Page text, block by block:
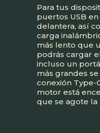
Para tus
puertos USB
delantera, así
carga
más lento que
podrás cargar
incluso un
más grandes
conexión Type-
motor está
que se agote la